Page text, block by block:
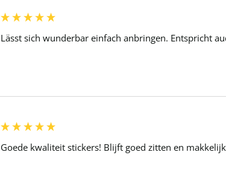
Lässt sich wunderbar einfach anbringen. Entspricht
Goede kwaliteit stickers! Blijft goed zitten en